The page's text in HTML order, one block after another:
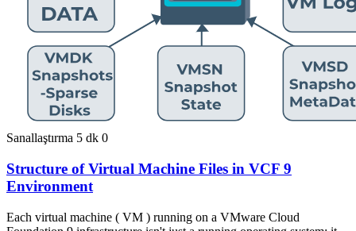
Sanallaştırma 5 dk 0
Structure of Virtual Machine Files in VCF 9
Environment
Each virtual machine ( VM ) running on a VMware Cloud